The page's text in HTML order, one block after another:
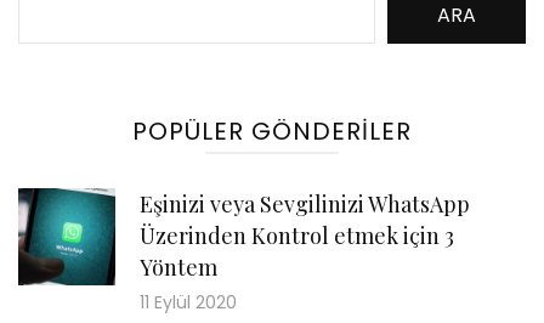
ARA
POPÜLER GÖNDERILER
Eşinizi veya Sevgilinizi WhatsApp
Üzerinden Kontrol etmek için 3
Yöntem
11 Eylül 2020